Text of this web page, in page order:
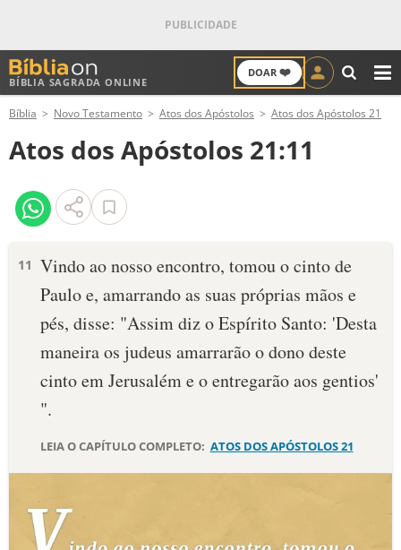
BÍBLIA SAGRADA ONLINE
DOAR ❤️
ANTIGO TESTAMENTO
NOVO TESTAMENTO
VERSÍCULOS
PALAVRA DO DIA
SALMO DO DIA
DEVOCIONAL DIÁRIO
ESBOÇOS DE PREGAÇÃO
Bíblia Novo Testamento Atos dos Apóstolos Atos dos Apóstolos 21
Atos dos Apóstolos 21:11
11 Vindo ao nosso encontro, tomou o cinto de
Paulo e, amarrando as suas próprias mãos e
pés, disse: "Assim diz o Espírito Santo: 'Desta
maneira os judeus amarrarão o dono deste
cinto em Jerusalém e o entregarão aos gentios'
".
LEIA O CAPÍTULO COMPLETO: ATOS DOS APÓSTOLOS 21